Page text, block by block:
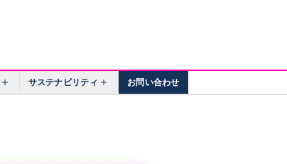
サステナビリティ お問い合わせ